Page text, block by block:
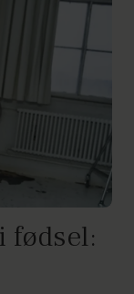
fødsel: